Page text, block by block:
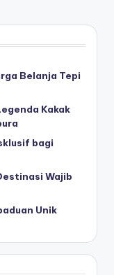
Belanja Tepi
Kakak
bagi
Wajib
Unik